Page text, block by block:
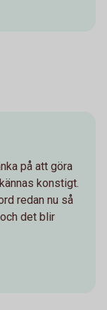
på att göra
konstigt.
redan nu så
det blir